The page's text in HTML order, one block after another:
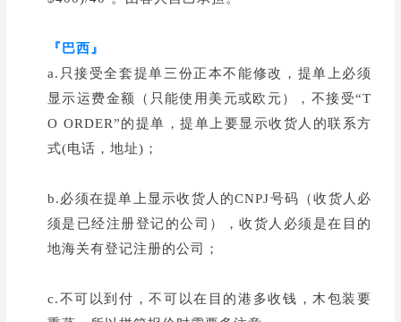
『巴西』
a.只接受全套提单三份正本不能修改，提单上必须
显示运费金额（只能使用美元或欧元），不接受“T
O ORDER”的提单，提单上要显示收货人的联系方
式(电话，地址)；
b.必须在提单上显示收货人的CNPJ号码（收货人必
须是已经注册登记的公司），收货人必须是在目的
地海关有登记注册的公司；
c.不可以到付，不可以在目的港多收钱，木包装要